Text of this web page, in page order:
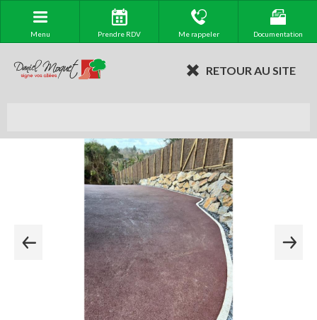
Menu Prendre RDV Me rappeler Documentation
RETOUR AU SITE